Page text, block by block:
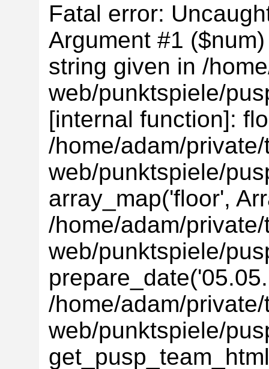
Fatal error:
Argument #1
string given in /
web/punktspiele/
[internal function]:
/home/adam/
web/punktspiele/
array_map('floor',
/home/adam/
web/punktspiele/
/home/adam/
web/punktspiele/